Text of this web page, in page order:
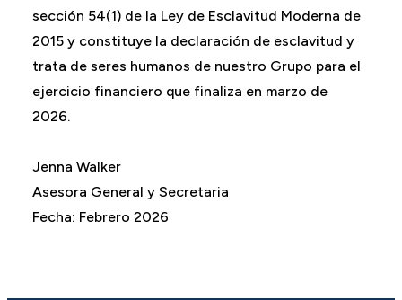
sección 54(1) de la Ley de Esclavitud Moderna de
2015 y constituye la declaración de esclavitud y
trata de seres humanos de nuestro Grupo para el
ejercicio financiero que finaliza en marzo de
2026.
Jenna Walker
Asesora General y Secretaria
Fecha: Febrero 2026